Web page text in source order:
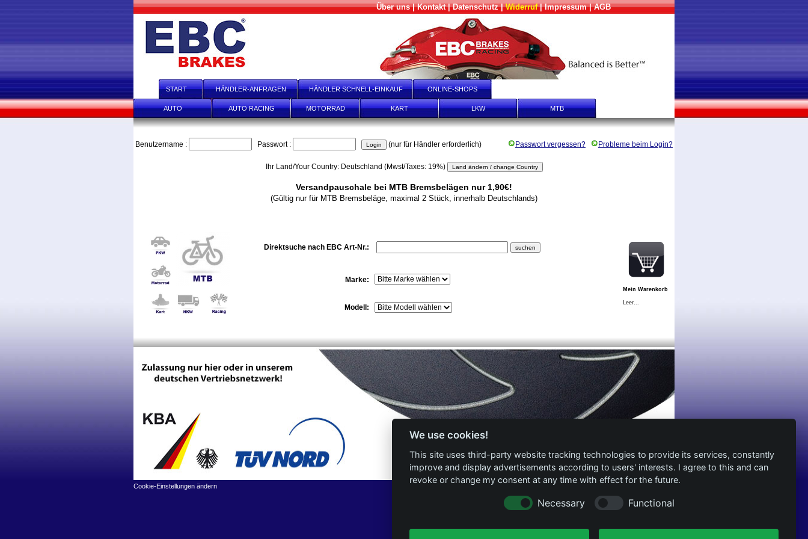
Über uns|Kontakt|Datenschutz|Widerruf|Impressum|AGB
START HÄNDLER-ANFRAGEN HÄNDLER SCHNELL-EINKAUF ONLINE-SHOPS
AUTO AUTO RACING MOTORRAD KART LKW MTB
Benutzername : Passwort : (nur für Händler erforderlich) Passwort vergessen? Probleme beim Login?
Ihr Land/Your Country: Deutschland (Mwst/Taxes: 19%)
Versandpauschale bei MTB Bremsbelägen nur 1,90€!
(Gültig nur für MTB Bremsbeläge, maximal 2 Stück, innerhalb Deutschlands)
Direktsuche nach EBC Art-Nr.:
Mein Warenkorb
Leer...
Marke:
Modell:
Cookie-Einstellungen ändern
We use cookies!
This site uses third-party website tracking technologies to provide its services, constantly
improve and display advertisements according to users' interests. I agree to this and can
revoke or change my consent at any time with effect for the future.
Necessary Functional